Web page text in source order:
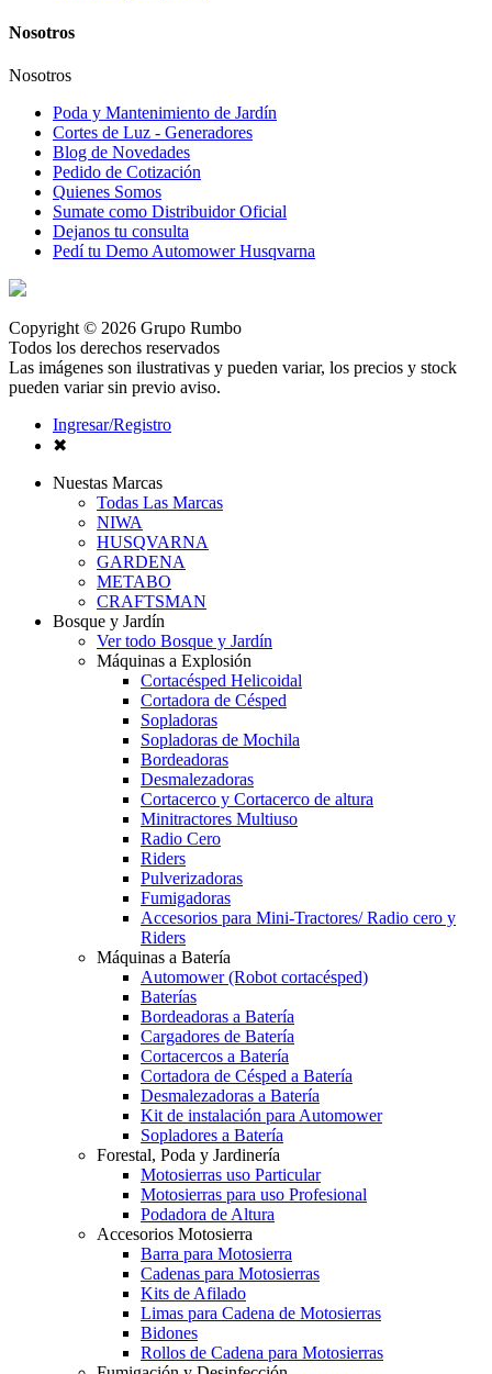
Nosotros
Nosotros
Poda y Mantenimiento de Jardín
Cortes de Luz - Generadores
Blog de Novedades
Pedido de Cotización
Quienes Somos
Sumate como Distribuidor Oficial
Dejanos tu consulta
Pedí tu Demo Automower Husqvarna
Copyright © 2026 Grupo Rumbo
Todos los derechos reservados
Las imágenes son ilustrativas y pueden variar, los precios y stock
pueden variar sin previo aviso.
Ingresar/Registro
✖
Nuestas Marcas
Todas Las Marcas
NIWA
HUSQVARNA
GARDENA
METABO
CRAFTSMAN
Bosque y Jardín
Ver todo Bosque y Jardín
Máquinas a Explosión
Cortacésped Helicoidal
Cortadora de Césped
Sopladoras
Sopladoras de Mochila
Bordeadoras
Desmalezadoras
Cortacerco y Cortacerco de altura
Minitractores Multiuso
Radio Cero
Riders
Pulverizadoras
Fumigadoras
Accesorios para Mini-Tractores/ Radio cero y
Riders
Máquinas a Batería
Automower (Robot cortacésped)
Baterías
Bordeadoras a Batería
Cargadores de Batería
Cortacercos a Batería
Cortadora de Césped a Batería
Desmalezadoras a Batería
Kit de instalación para Automower
Sopladores a Batería
Forestal, Poda y Jardinería
Motosierras uso Particular
Motosierras para uso Profesional
Podadora de Altura
Accesorios Motosierra
Barra para Motosierra
Cadenas para Motosierras
Kits de Afilado
Limas para Cadena de Motosierras
Bidones
Rollos de Cadena para Motosierras